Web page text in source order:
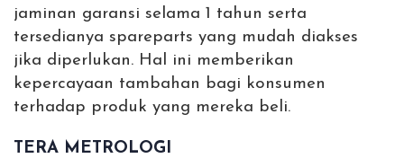
jaminan garansi selama 1 tahun serta
tersedianya spareparts yang mudah diakses
jika diperlukan. Hal ini memberikan
kepercayaan tambahan bagi konsumen
terhadap produk yang mereka beli.
TERA METROLOGI